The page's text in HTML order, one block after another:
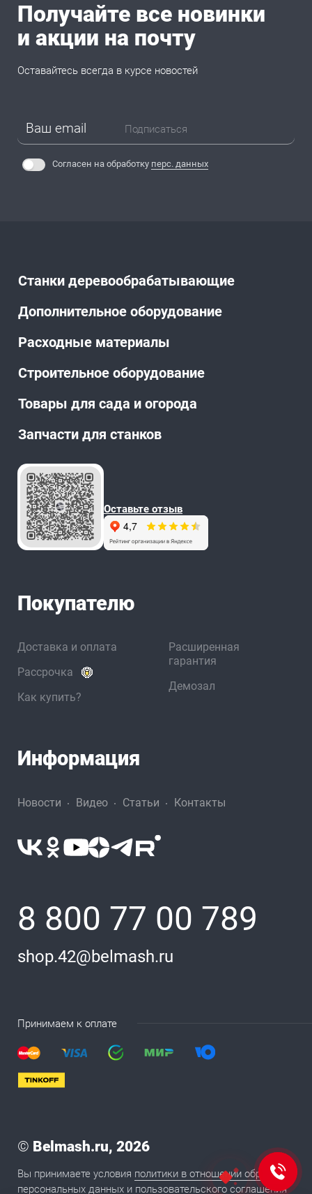
Станки деревообрабатывающие
Дополнительное оборудование
Расходные материалы
Строительное оборудование
Товары для сада и огорода
Запчасти для станков
Оставьте отзыв
Получайте все новинки
и акции на почту
Оставайтесь всегда в курсе новостей
Подписаться
Согласен на обработку перс. данных
Покупателю
Доставка и оплата
Рассрочка
Как купить?
Расширенная
гарантия
Демозал
Информация
Новости Видео Статьи Контакты
8 800 77 00 789
shop.42@belmash.ru
Принимаем к оплате
© Belmash.ru, 2026
Вы принимаете условия политики в отношении обработки
персональных данных и пользовательского соглашения